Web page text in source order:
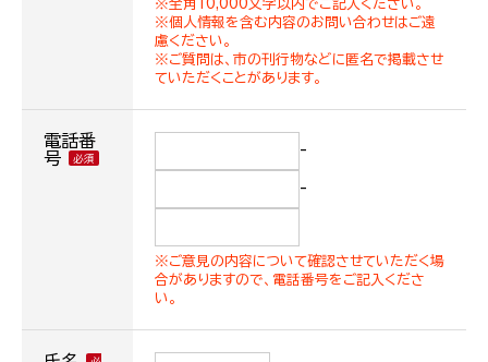
※全角10,000文字以内でご記入ください。
※個人情報を含む内容のお問い合わせはご遠
慮ください。
※ご質問は、市の刊行物などに匿名で掲載させ
ていただくことがあります。
電話番
号
-
-
※ご意見の内容について確認させていただく場
合がありますので、電話番号をご記入くださ
い。